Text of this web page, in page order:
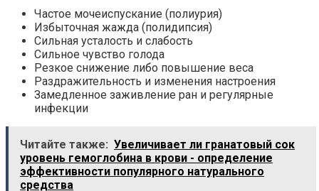
Частое мочеиспускание (полиурия)
Избыточная жажда (полидипсия)
Сильная усталость и слабость
Сильное чувство голода
Резкое снижение либо повышение веса
Раздражительность и изменения настроения
Замедленное заживление ран и регулярные
инфекции
Читайте также: Увеличивает ли гранатовый сок
уровень гемоглобина в крови - определение
эффективности популярного натурального
средства